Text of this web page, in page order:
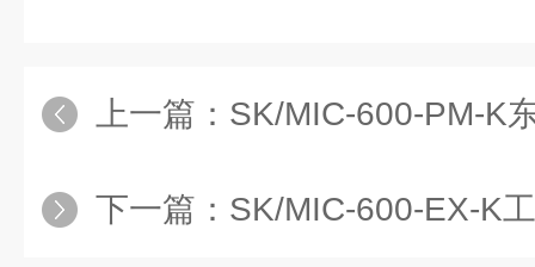
上一篇： SK/MIC-600-PM-K东日瀛能 玻
下一篇： SK/MIC-600-EX-K